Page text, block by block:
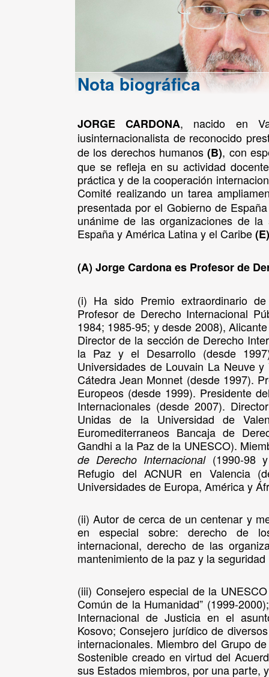
Nota biográfica
JORGE CARDONA, nacido en
iusinternacionalista de reconocido
de los derechos humanos(B), con
que se refleja en su actividad
práctica y de la cooperación
Comité realizando un tarea
presentada por el Gobierno de
unánime de las organizaciones de
España y América Latina y el Caribe(E)
(A) Jorge Cardona es Profesor de
(i) Ha sido Premio extraordinario
Profesor de Derecho Internacional
1984; 1985-95; y desde 2008),
Director de la sección de Derecho
la Paz y el Desarrollo (desde
Universidades de Louvain La Neuve
Cátedra Jean Monnet (desde 1997).
Europeos (desde 1999). Presidente
Internacionales (desde 2007).
Unidas de la Universidad de
Euromediterraneos Bancaja de
Gandhi a la Paz de la UNESCO).
de Derecho Internacional(1990-98 y
Refugio del ACNUR en Valencia
Universidades de Europa, América y
(ii) Autor de cerca de un centenar y
en especial sobre: derecho de
internacional, derecho de las
mantenimiento de la paz y la
(iii) Consejero especial de la
Común de la Humanidad” (1999-
Internacional de Justicia en el
Kosovo; Consejero jurídico de
internacionales. Miembro del Grupo
Sostenible creado en virtud del
sus Estados miembros, por una parte,